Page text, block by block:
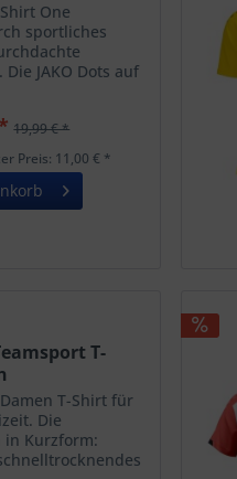
One
sportliches
JAKO Dots auf
Look,
Logo auf der
sportlichen
19,99 € *
Preis: 11,00 € *
T-
T-Shirt für
Die
in Kurzform: